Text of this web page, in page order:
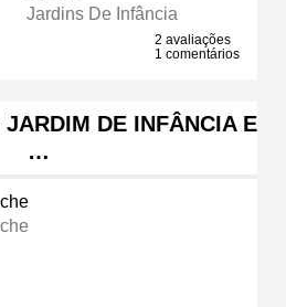
Jardins De Infância
2 avaliações
1 comentários
DE INFÂNCIA E
…